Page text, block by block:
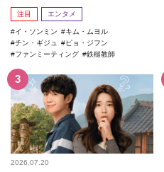
ファンミーティング開催決...
注目 エンタメ
イ・ソンミン
キム・ムヨル
チン・ギジュ
ピョ・ジフン
ファンミーティング
鉄槌教師
2026.07.20